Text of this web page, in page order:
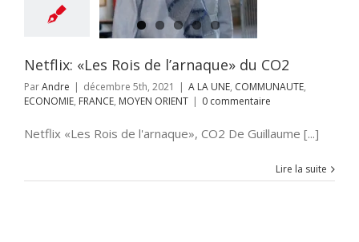
COMMUNAUTE
FRANCE
Netflix: «Les Rois de l’arnaque» du CO2
ParAndre | décembre 5th, 2021 | A LA UNE, COMMUNAUTE,
ECONOMIE, FRANCE, MOYEN ORIENT | 0 commentaire
Netflix «Les Rois de l'arnaque», CO2 De Guillaume [...]
Lire la suite